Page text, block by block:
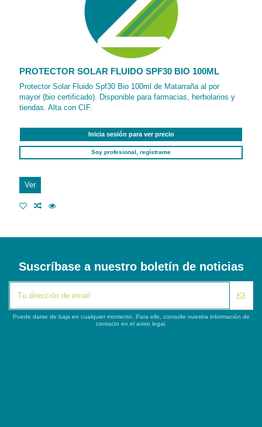
PROTECTOR SOLAR FLUIDO SPF30 BIO 100ML
Protector Solar Fluido Spf30 Bio 100ml de Matarraña al por
mayor (bio certificado). Disponible para farmacias, herbolarios y
tiendas. Alta con CIF.
Inicia sesión para ver precio
Soy profesional, regístrame
Ver
Suscríbase a nuestro boletín de noticias
Puede darse de baja en cualquier momento. Para ello, consulte nuestra información de
contacto en el aviso legal.